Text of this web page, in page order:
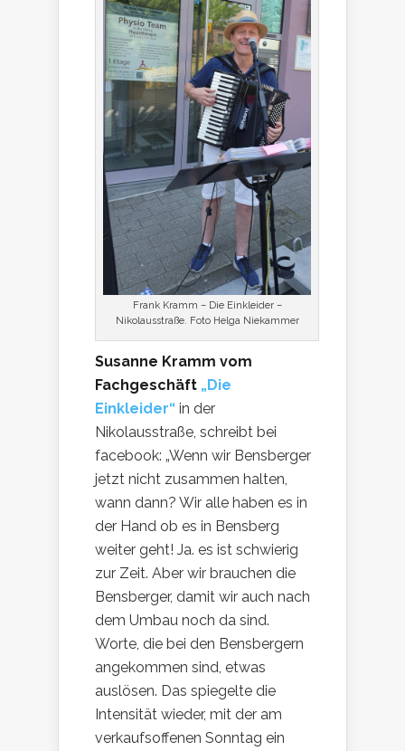
Frank Kramm – Die Einkleider –
Nikolausstraße. Foto Helga Niekammer
Susanne Kramm vom
Fachgeschäft „Die
Einkleider“ in der
Nikolausstraße, schreibt bei
facebook: „Wenn wir Bensberger
jetzt nicht zusammen halten,
wann dann? Wir alle haben es in
der Hand ob es in Bensberg
weiter geht! Ja. es ist schwierig
zur Zeit. Aber wir brauchen die
Bensberger, damit wir auch nach
dem Umbau noch da sind.
Worte, die bei den Bensbergern
angekommen sind, etwas
auslösen. Das spiegelte die
Intensität wieder, mit der am
verkaufsoffenen Sonntag ein